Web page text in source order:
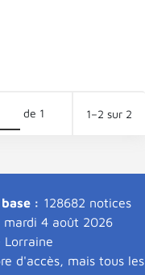
de 1 1–2 sur 2
: 128682 notices
mardi 4 août 2026
d'accès, mais tous les